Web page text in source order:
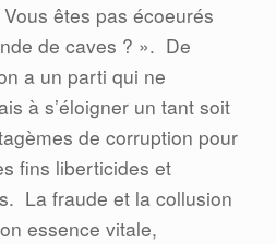
Vous êtes pas écoeurés
de caves ? ». De
a un parti qui ne
à s’éloigner un tant soit
de corruption pour
fins liberticides et
La fraude et la collusion
essence vitale,